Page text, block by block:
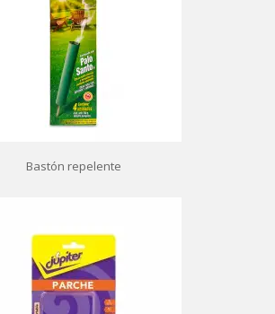
Bastón repelente